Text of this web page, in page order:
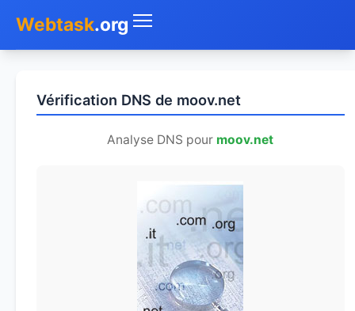
Webtask.org
Whois
Vérification DNS de moov.net
Analyse DNS pour moov.net